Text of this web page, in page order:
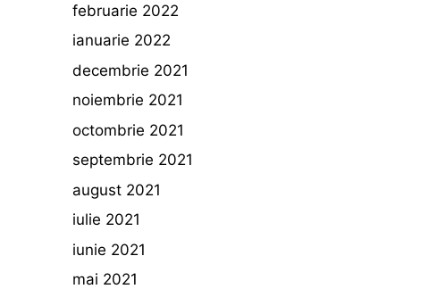
februarie 2022
ianuarie 2022
decembrie 2021
noiembrie 2021
octombrie 2021
septembrie 2021
august 2021
iulie 2021
iunie 2021
mai 2021